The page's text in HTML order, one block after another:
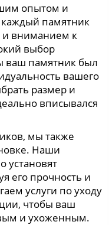
опытом и
памятник
и вниманием к
выбор
ваш памятник был
вашего
размер и
вписывался
мы также
Наши
установят
его прочность и
услуги по уходу
чтобы ваш
и ухоженным.